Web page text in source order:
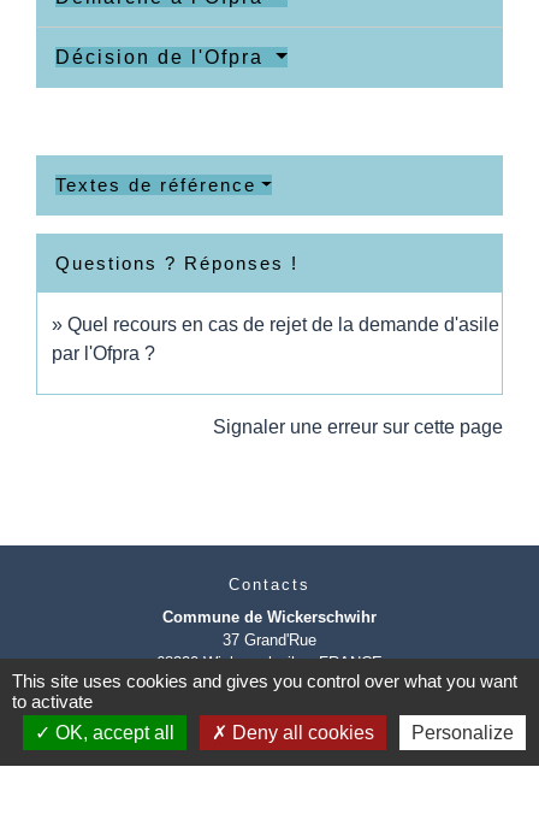
Décision de l'Ofpra
Textes de référence
Questions ? Réponses !
Quel recours en cas de rejet de la demande d'asile
par l'Ofpra ?
Signaler une erreur sur cette page
Contacts
Commune de Wickerschwihr
37 Grand'Rue
68320 Wickerschwihr - FRANCE
+33 3 89 47 40 21
This site uses cookies and gives you control over what you want
to activate
OK, accept all
Deny all cookies Personalize